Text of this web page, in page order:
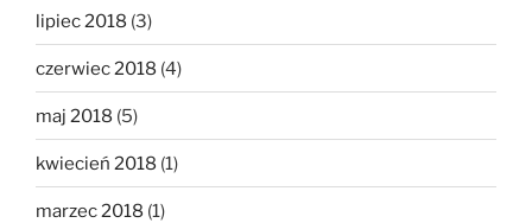
lipiec 2018 (3)
czerwiec 2018 (4)
maj 2018 (5)
kwiecień 2018 (1)
marzec 2018 (1)